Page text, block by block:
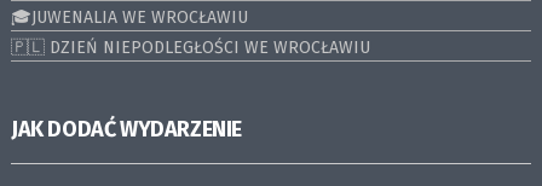
🎓JUWENALIA WE WROCŁAWIU
🇵🇱 DZIEŃ NIEPODLEGŁOŚCI WE WROCŁAWIU
JAK DODAĆ WYDARZENIE